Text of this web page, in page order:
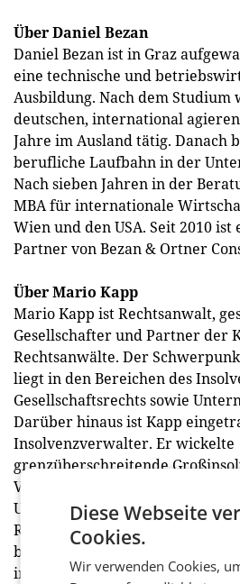
Über Daniel Bezan
Daniel Bezan ist in Graz
eine technische und
Ausbildung. Nach dem
deutschen, international
Jahre im Ausland tätig. Danach
berufliche Laufbahn in der
Nach sieben Jahren in der
MBA für internationale
Wien und den USA. Seit 2010
Partner von Bezan & Ortner
Über Mario Kapp
Mario Kapp ist Rechtsanwalt,
Gesellschafter und Partner der
Rechtsanwälte. Der
liegt in den Bereichen des
Gesellschaftsrechts sowie
Darüber hinaus ist Kapp
Insolvenzverwalter. Er wickelte
grenzüberschreitende
Verwalter ab bzw. vertritt
Unternehmensgruppen bei
Restrukturierungen sowie
beendete er an der Karl-
inklusive eines
Diese Webseite
Cookies.
Wir verwenden Cookies,